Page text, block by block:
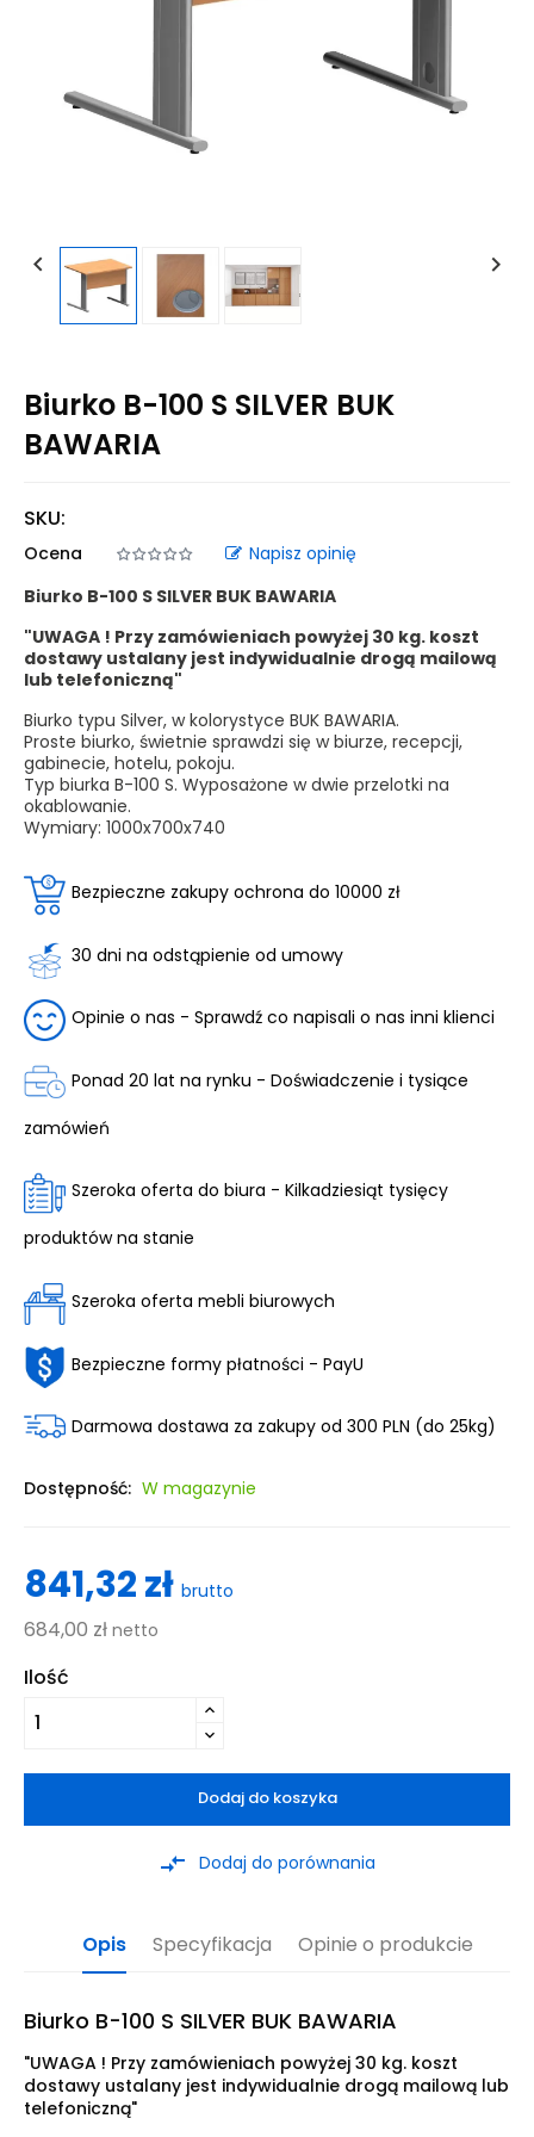
 
Biurko B-100 S SILVER BUK
BAWARIA
SKU:
Ocena
Napisz opinię
Biurko B-100 S SILVER BUK BAWARIA
"UWAGA ! Przy zamówieniach powyżej 30 kg. koszt
dostawy ustalany jest indywidualnie drogą mailową
lub telefoniczną"
Biurko typu Silver, w kolorystyce BUK BAWARIA.
Proste biurko, świetnie sprawdzi się w biurze, recepcji,
gabinecie, hotelu, pokoju.
Typ biurka B-100 S. Wyposażone w dwie przelotki na
okablowanie.
Wymiary: 1000x700x740
Bezpieczne zakupy ochrona do 10000 zł
30 dni na odstąpienie od umowy
Opinie o nas - Sprawdź co napisali o nas inni klienci
Ponad 20 lat na rynku - Doświadczenie i tysiące
zamówień
Szeroka oferta do biura - Kilkadziesiąt tysięcy
produktów na stanie
Szeroka oferta mebli biurowych
Bezpieczne formy płatności - PayU
Darmowa dostawa za zakupy od 300 PLN (do 25kg)
Dostępność: W magazynie
841,32 zł brutto
684,00 zł netto
Ilość
Dodaj do koszyka
compare_arrows Dodaj do porównania
Opis Specyfikacja Opinie o produkcie
Biurko B-100 S SILVER BUK BAWARIA
"UWAGA ! Przy zamówieniach powyżej 30 kg. koszt
dostawy ustalany jest indywidualnie drogą mailową lub
telefoniczną"